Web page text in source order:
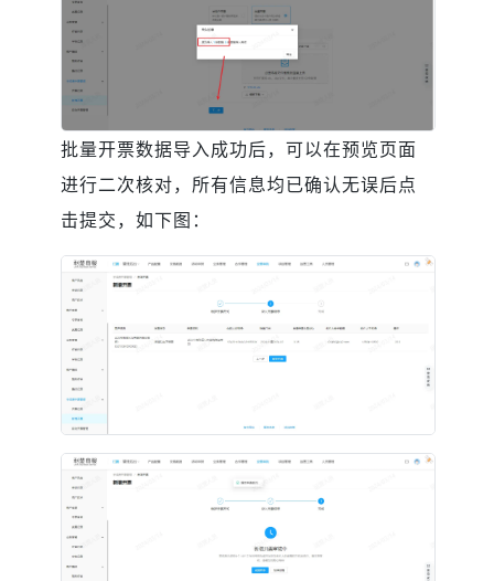
批量开票数据导入成功后，可以在预览页面
进行二次核对，所有信息均已确认无误后点
击提交，如下图：